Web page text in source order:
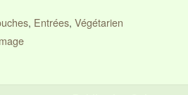
noix –
Food #25
, Entrées, Végétarien